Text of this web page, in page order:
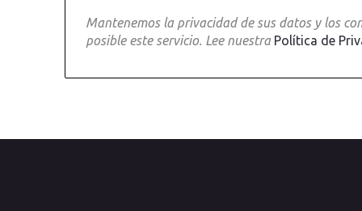
Mantenemos la privacidad de sus datos y los
posible este servicio. Lee nuestra Política de